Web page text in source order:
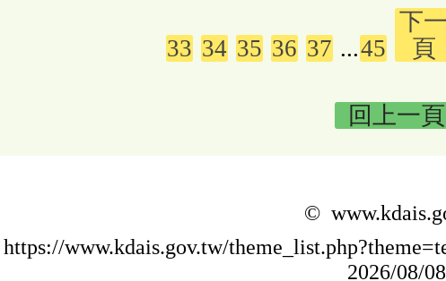
33 34 35 36 37 ...45
下一
頁
回上一頁
©
https://www.kdais.gov.tw/
2026/08/08